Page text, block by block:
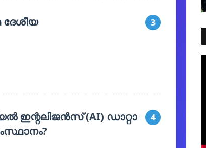
3
ദേശീയ
4
ഇന്റലിജൻസ് (AI) ഡാറ്റാ